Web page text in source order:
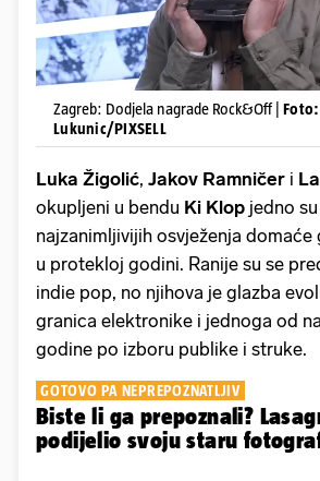
Zagreb: Dodjela nagrade Rock&Off |
Lukunic/PIXSELL
Luka Žigolić, Jakov Ramničer i
okupljeni u bendu Ki Klop jedno
najzanimljivijih osvježenja domaće
u protekloj godini. Ranije su se
indie pop, no njihova je glazba
granica elektronike i jednoga od
godine po izboru publike i struke.
GOTOVO PA NEPREPOZNATLJIV
Biste li ga prepoznali?
podijelio svoju staru